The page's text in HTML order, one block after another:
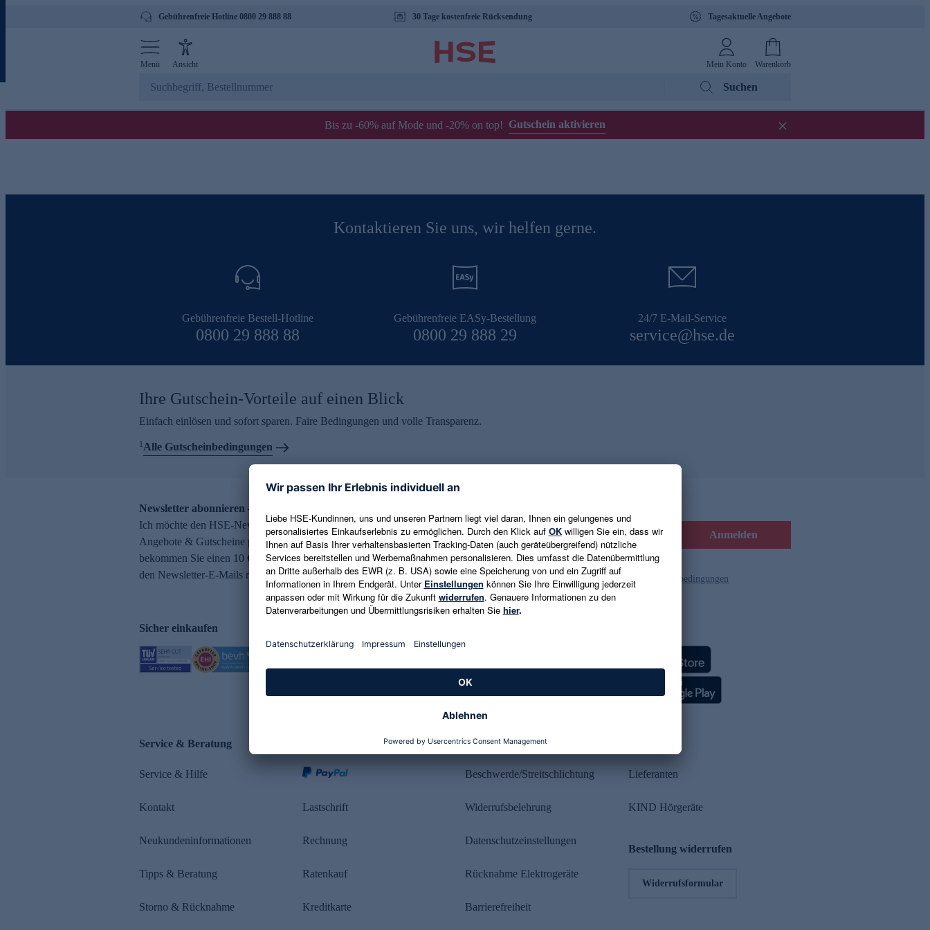
Gebührenfreie Hotline 0800 29 888 88 30 Tage kostenfreie Rücksendung Tagesaktuelle Angebote
Menü Ansicht Mein Konto Warenkorb
Suchen
Bis zu -60% auf Mode und -20% on top! Gutschein aktivieren
Kontaktieren Sie uns, wir helfen gerne.
Gebührenfreie Bestell-Hotline
0800 29 888 88
Gebührenfreie EASy-Bestellung
0800 29 888 29
24/7 E-Mail-Service
service@hse.de
Ihre Gutschein-Vorteile auf einen Blick
Einfach einlösen und sofort sparen. Faire Bedingungen und volle Transparenz.
1Alle Gutscheinbedingungen
Newsletter abonnieren – 10 € Gutschein erhalten
Ich möchte den HSE-Newsletter abonnieren und aktuelle Trends,
Angebote & Gutscheine per E-Mail erhalten. Als Dankeschön
bekommen Sie einen 10 € Gutschein. Eine Abmeldung ist jederzeit in
den Newsletter-E-Mails möglich.
E-Mail-Adresse eingeben Anmelden
Es gelten die Datenschutzrichtlinien und die Gutscheinbedingungen
Sicher einkaufen
Service & Beratung
Service & Hilfe
Kontakt
Neukundeninformationen
Tipps & Beratung
Storno & Rücknahme
Lastschrift
Rechnung
Ratenkauf
Kreditkarte
Rechtliches
Beschwerde/Streitschlichtung
Widerrufsbelehrung
Datenschutzeinstellungen
Rücknahme Elektrogeräte
Barrierefreiheit
Lieferanten
KIND Hörgeräte
Bestellung widerrufen
Widerrufsformular